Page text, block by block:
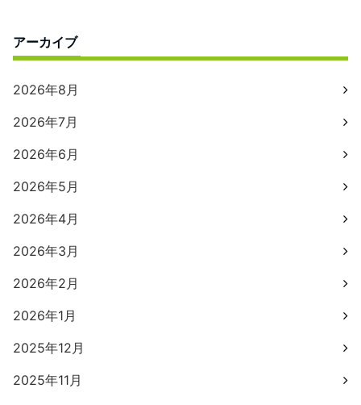
アーカイブ
2026年8月
2026年7月
2026年6月
2026年5月
2026年4月
2026年3月
2026年2月
2026年1月
2025年12月
2025年11月